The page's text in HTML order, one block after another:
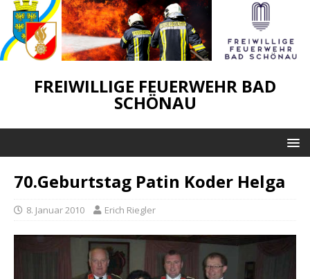
FREIWILLIGE FEUERWEHR BAD
SCHÖNAU
70.Geburtstag Patin Koder Helga
8. Januar 2010 Erich Riegler